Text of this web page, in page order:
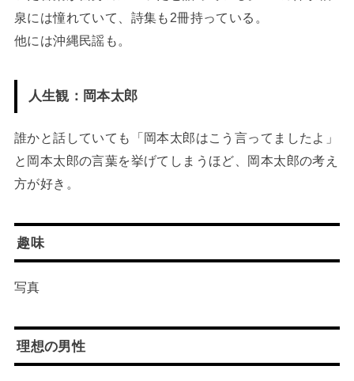
泉には憧れていて、詩集も2冊持っている。
他には沖縄民謡も。
人生観：岡本太郎
誰かと話していても「岡本太郎はこう言ってましたよ」
と岡本太郎の言葉を挙げてしまうほど、岡本太郎の考え
方が好き。
趣味
写真
理想の男性